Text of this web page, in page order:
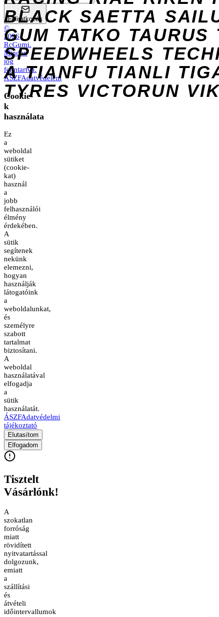
BLACK SAETTA
GUM TATKO TAURUS
SPEEDWHEELS
A TIANFU TIANLI
TYRES VICTORUN
Feliratkozás
©
2026
RcGumi.
Minden
jog
fenntartva.
ÁSZFAdatvédelem
Cookie-
k
használata
Ez
a
weboldal
sütiket
(cookie-
kat)
használ
a
jobb
felhasználói
élmény
érdekében.
A
sütik
segítenek
nekünk
elemezni,
hogyan
használják
látogatóink
a
weboldalunkat,
és
személyre
szabott
tartalmat
biztosítani.
A
weboldal
használatával
elfogadja
a
sütik
használatát.
ÁSZFAdatvédelmi
tájékoztató
Elutasítom
Elfogadom
Tisztelt
Vásárlónk!
A
szokatlan
forróság
miatt
rövidített
nyitvatartással
dolgozunk,
emiatt
a
szállítási
és
átvételi
időintervallumok